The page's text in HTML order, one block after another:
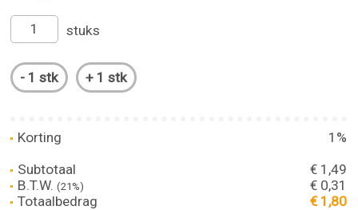
stuks
Korting
1%
Subtotaal
€ 1,49
B.T.W.(21%)
€ 0,31
Totaalbedrag
€ 1,80